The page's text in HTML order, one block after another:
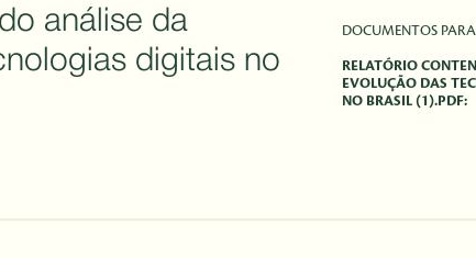
análise da
digitais no
DOCUMENTOS
RELATÓRIO
EVOLUÇÃO DAS
NO BRASIL (1).PDF: